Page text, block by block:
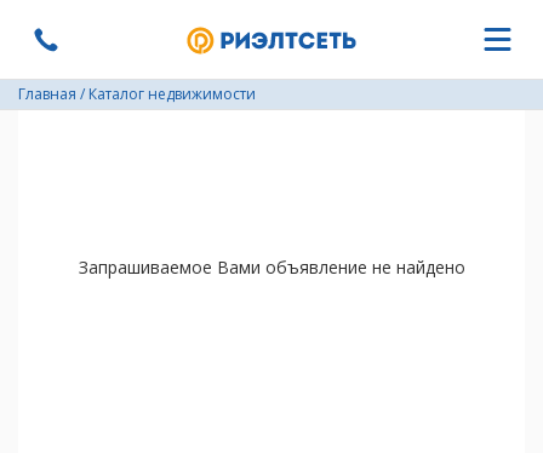
Главная / Каталог недвижимости
Запрашиваемое Вами объявление не найдено